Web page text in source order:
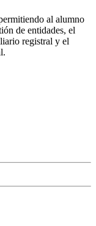
al alumno
de entidades, el
registral y el